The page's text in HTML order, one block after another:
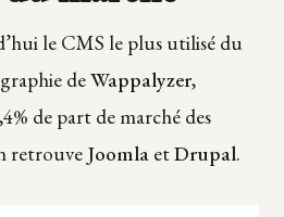
le CMS le plus utilisé du
deWappalyzer,
de part de marché des
retrouveJoomlaetDrupal.